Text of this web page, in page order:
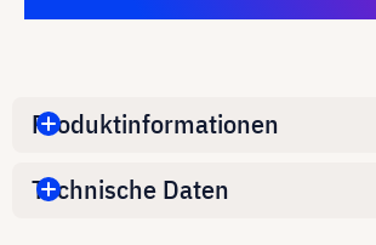
Produktinformationen
Technische Daten